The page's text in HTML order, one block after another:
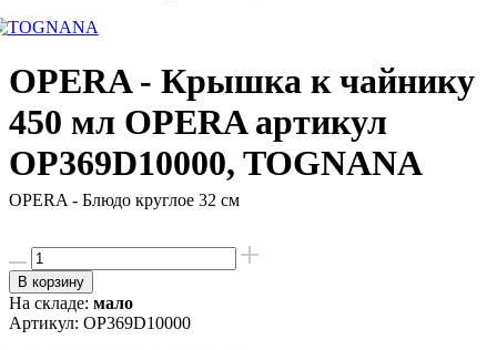
OPERA - Крышка к чайнику
450 мл OPERA артикул
OP369D10000, TOGNANA
OPERA - Блюдо круглое 32 см
В корзину
На складе: мало
Артикул: OP369D10000